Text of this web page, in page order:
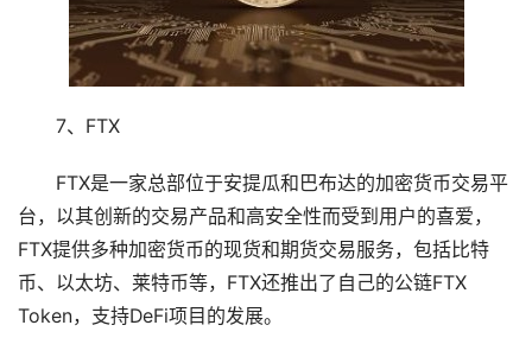
7、FTX
FTX是一家总部位于安提瓜和巴布达的加密货币交易平
台，以其创新的交易产品和高安全性而受到用户的喜爱，
FTX提供多种加密货币的现货和期货交易服务，包括比特
币、以太坊、莱特币等，FTX还推出了自己的公链FTX
Token，支持DeFi项目的发展。